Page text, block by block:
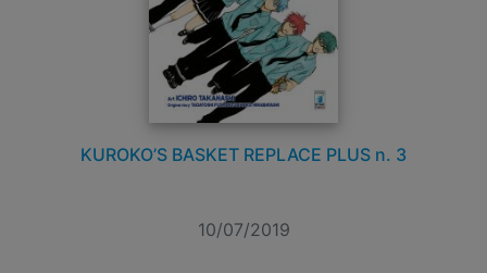
KUROKO’S BASKET REPLACE PLUS n. 3
10/07/2019